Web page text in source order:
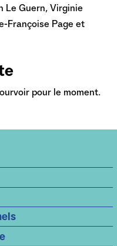
Le Guern, Virginie
Françoise Page et
pour le moment.